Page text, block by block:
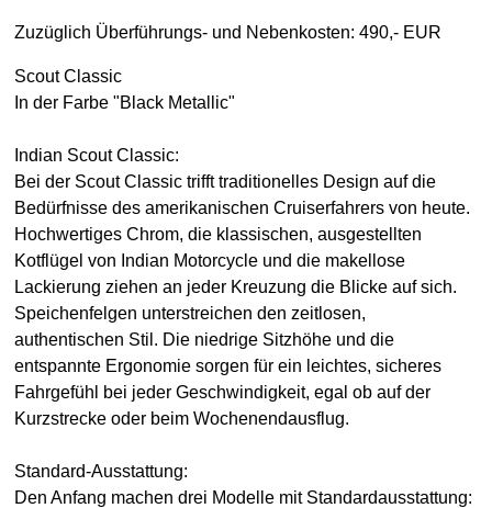
Zuzüglich Überführungs- und Nebenkosten: 490,- EUR
Scout Classic
In der Farbe "Black Metallic"
Indian Scout Classic:
Bei der Scout Classic trifft traditionelles Design auf die
Bedürfnisse des amerikanischen Cruiserfahrers von heute.
Hochwertiges Chrom, die klassischen, ausgestellten
Kotflügel von Indian Motorcycle und die makellose
Lackierung ziehen an jeder Kreuzung die Blicke auf sich.
Speichenfelgen unterstreichen den zeitlosen,
authentischen Stil. Die niedrige Sitzhöhe und die
entspannte Ergonomie sorgen für ein leichtes, sicheres
Fahrgefühl bei jeder Geschwindigkeit, egal ob auf der
Kurzstrecke oder beim Wochenendausflug.
Standard-Ausstattung:
Den Anfang machen drei Modelle mit Standardausstattung: